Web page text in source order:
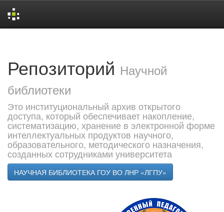
Репозиторий Научной
библиотеки
Это институциональный архив открытого
доступа, который обеспечивает накопление,
систематизацию, хранение в электронной форме
интеллектуальных продуктов научного,
образовательного, методического назначения,
созданных сотрудниками университета
НАУЧНАЯ БИБЛИОТЕКА ГОУ ВО ЛНР «ЛГПУ»